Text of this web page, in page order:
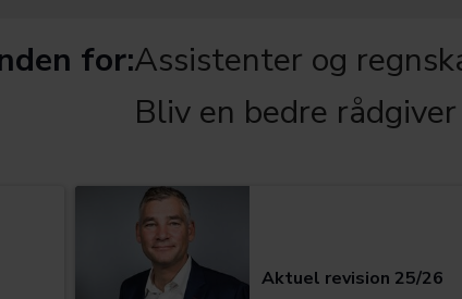
for:Assistenter og
Bliv en bedre
Aktuel revision 25/26